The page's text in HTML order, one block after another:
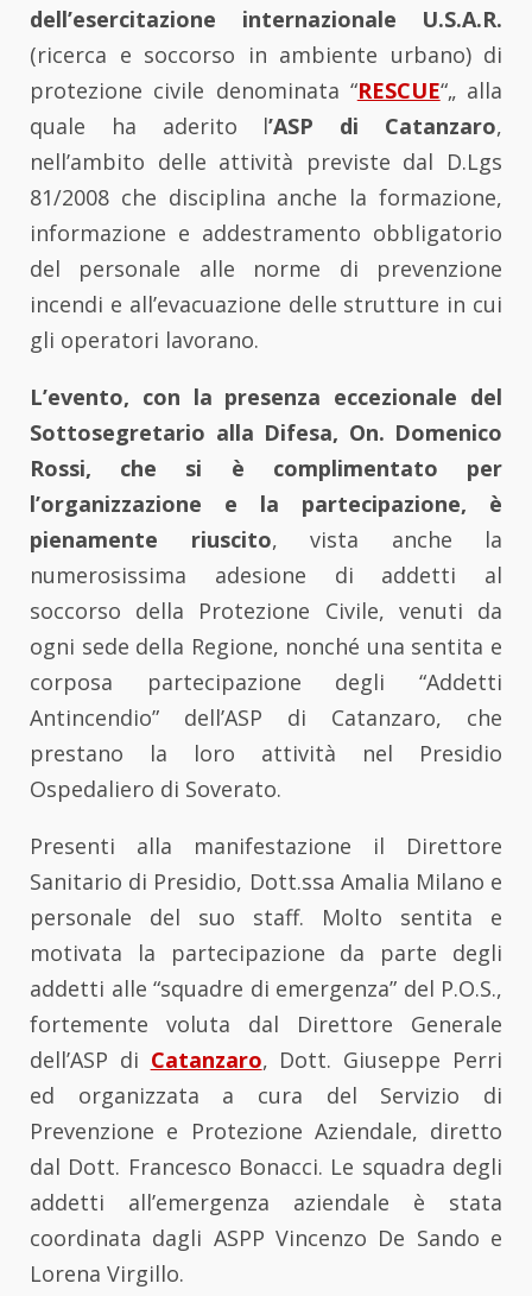
dell’esercitazione internazionale U.S.A.R.
(ricerca e soccorso in ambiente urbano) di
protezione civile denominata “RESCUE“„ alla
quale ha aderito l’ASP di Catanzaro,
nell’ambito delle attività previste dal D.Lgs
81/2008 che disciplina anche la formazione,
informazione e addestramento obbligatorio
del personale alle norme di prevenzione
incendi e all’evacuazione delle strutture in cui
gli operatori lavorano.
L’evento, con la presenza eccezionale del
Sottosegretario alla Difesa, On. Domenico
Rossi, che si è complimentato per
l’organizzazione e la partecipazione, è
pienamente riuscito, vista anche la
numerosissima adesione di addetti al
soccorso della Protezione Civile, venuti da
ogni sede della Regione, nonché una sentita e
corposa partecipazione degli “Addetti
Antincendio” dell’ASP di Catanzaro, che
prestano la loro attività nel Presidio
Ospedaliero di Soverato.
Presenti alla manifestazione il Direttore
Sanitario di Presidio, Dott.ssa Amalia Milano e
personale del suo staff. Molto sentita e
motivata la partecipazione da parte degli
addetti alle “squadre di emergenza” del P.O.S.,
fortemente voluta dal Direttore Generale
dell’ASP di Catanzaro, Dott. Giuseppe Perri
ed organizzata a cura del Servizio di
Prevenzione e Protezione Aziendale, diretto
dal Dott. Francesco Bonacci. Le squadra degli
addetti all’emergenza aziendale è stata
coordinata dagli ASPP Vincenzo De Sando e
Lorena Virgillo.